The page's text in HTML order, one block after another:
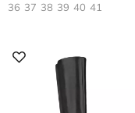
36 37 38 39 40 41